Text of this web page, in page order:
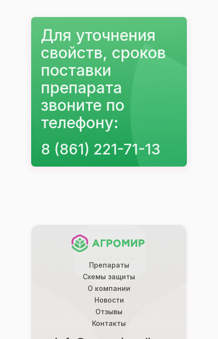
Для уточнения
свойств, сроков
поставĸи
препарата
звоните по
телефону:
8 (861) 221-71-13
Контакты
Новости
О компании
Препараты
Схемы защиты
Отзывы